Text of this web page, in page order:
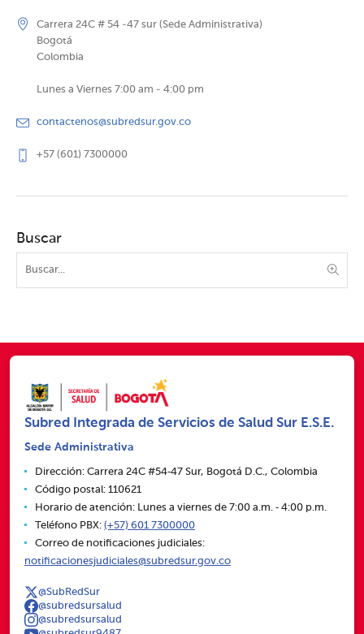
Carrera 24C # 54 -47 sur (Sede Administrativa)
Bogotá
Colombia
Lunes a Viernes 7:00 am - 4:00 pm
contactenos@subredsur.gov.co
+57 (601) 7300000
Buscar
Subred Integrada de Servicios de Salud Sur E.S.E.
Sede Administrativa
Dirección: Carrera 24C #54‑47 Sur, Bogotá D.C., Colombia
Código postal: 110621
Horario de atención: Lunes a viernes de 7:00 a.m. ‑ 4:00 p.m.
Teléfono PBX: (+57) 601 7300000
Correo de notificaciones judiciales:
notificacionesjudiciales@subredsur.gov.co
@SubRedSur
@subredsursalud
@subredsursalud